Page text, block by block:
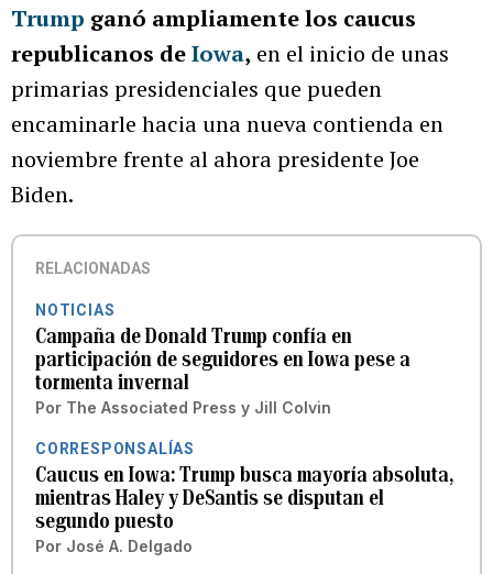
Trump ganó ampliamente los caucus
republicanos deIowa, en el inicio de unas
primarias presidenciales que pueden
encaminarle hacia una nueva contienda en
noviembre frente al ahora presidente Joe
Biden.
RELACIONADAS
NOTICIAS
Campaña de Donald Trump confía en
participación de seguidores en Iowa pese a
tormenta invernal
Por The Associated Press y Jill Colvin
CORRESPONSALÍAS
Caucus en Iowa: Trump busca mayoría absoluta,
mientras Haley y DeSantis se disputan el
segundo puesto
Por José A. Delgado